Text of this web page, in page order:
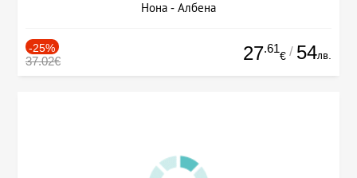
Нона - Албена
-25%
37.02€ 27.61
€ / 54лв.